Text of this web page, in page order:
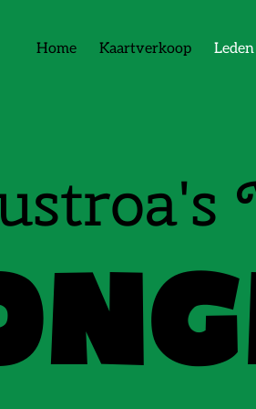
Home Kaartverkoop Leden